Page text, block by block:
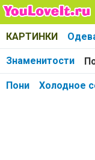
КАРТИНКИ
Знаменитости
Пони Холодное